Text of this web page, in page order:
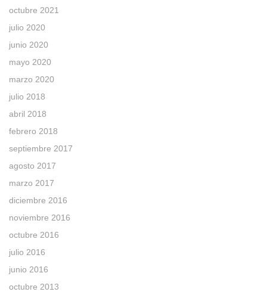
octubre 2021
julio 2020
junio 2020
mayo 2020
marzo 2020
julio 2018
abril 2018
febrero 2018
septiembre 2017
agosto 2017
marzo 2017
diciembre 2016
noviembre 2016
octubre 2016
julio 2016
junio 2016
octubre 2013